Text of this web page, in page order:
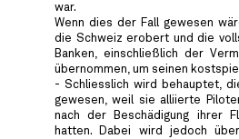
war.
Wenn dies der Fall gewesen
die Schweiz erobert und die
Banken, einschließlich der
übernommen, um seinen
- Schliesslich wird behauptet,
gewesen, weil sie alliierte
nach der Beschädigung ihrer
hatten. Dabei wird jedoch